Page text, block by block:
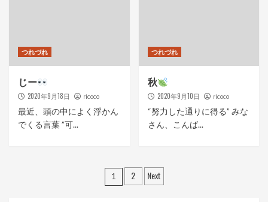
つれづれ
じー
2020年9月18日 ricoco
最近、頭の中によく浮かん
でくる言葉 ”可...
つれづれ
秋
2020年9月10日 ricoco
“努力した通りに得る” みな
さん、こんば...
投
1 2 Next